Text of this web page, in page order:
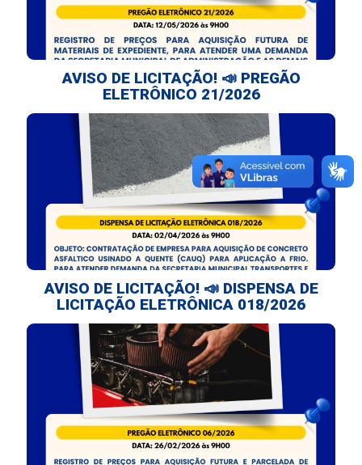
AVISO DE LICITAÇÃO! 📣 PREGÃO
ELETRÔNICO 21/2026
AVISO DE LICITAÇÃO! 📣 DISPENSA DE
LICITAÇÃO ELETRÔNICA 018/2026